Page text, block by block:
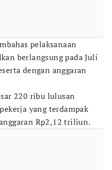
pelaksanaan
berlangsung pada Juli
dengan anggaran
220 ribu lulusan
yang terdampak
Rp2,12 triliun.